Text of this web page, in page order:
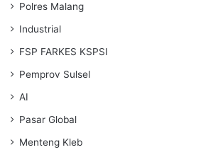
Polres Malang
Industrial
FSP FARKES KSPSI
Pemprov Sulsel
AI
Pasar Global
Menteng Kleb